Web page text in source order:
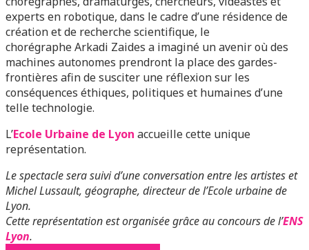
experts en robotique, dans le cadre d’une résidence de
création et de recherche scientifique, le
chorégraphe Arkadi Zaides a imaginé un avenir où des
machines autonomes prendront la place des gardes-
frontières afin de susciter une réflexion sur les
conséquences éthiques, politiques et humaines d’une
telle technologie.
L’Ecole Urbaine de Lyon accueille cette unique
représentation.
Le spectacle sera suivi d’une conversation entre les artistes et
Michel Lussault, géographe, directeur de l’Ecole urbaine de
Lyon.
Cette représentation est organisée grâce au concours de l’ENS
Lyon.